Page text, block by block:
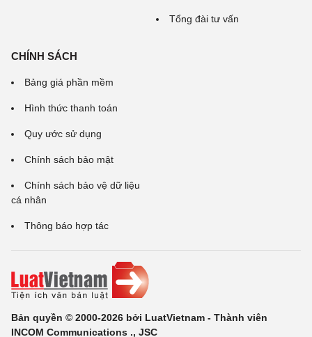
Tổng đài tư vấn
CHÍNH SÁCH
Bảng giá phần mềm
Hình thức thanh toán
Quy ước sử dụng
Chính sách bảo mật
Chính sách bảo vệ dữ liệu
cá nhân
Thông báo hợp tác
Bản quyền © 2000-2026 bởi LuatVietnam - Thành viên
INCOM Communications ., JSC